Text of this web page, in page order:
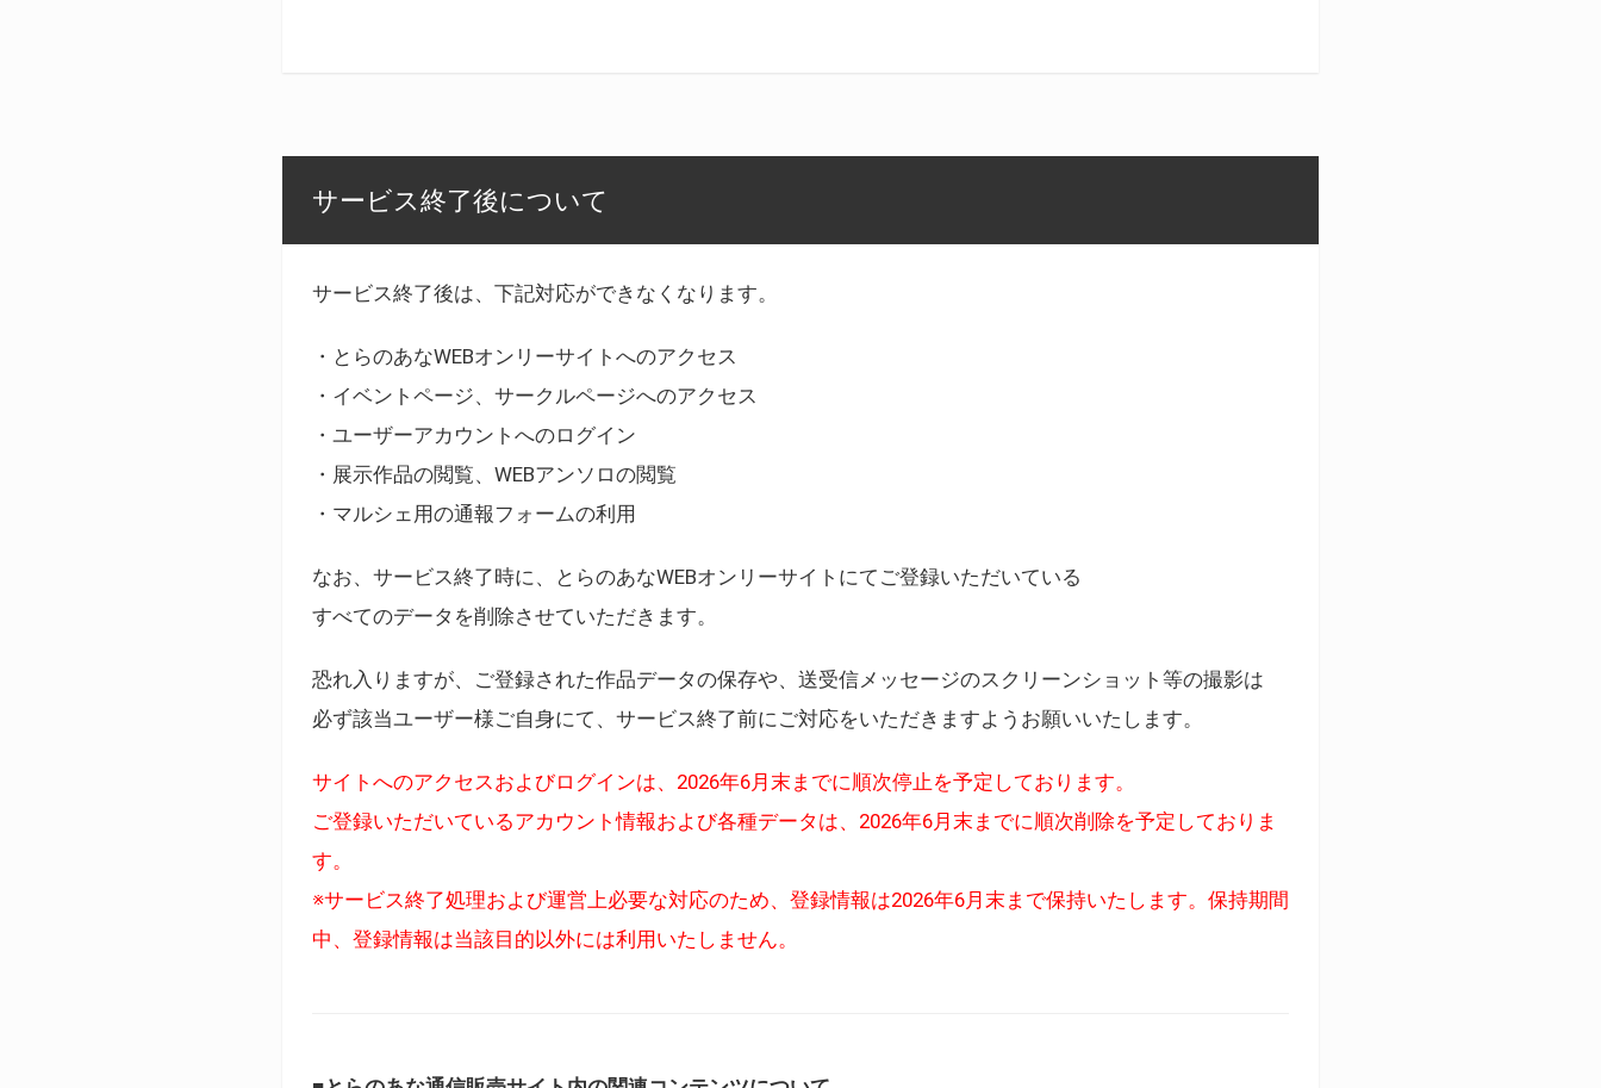
サービス終了後について
サービス終了後は、下記対応ができなくなります。
・とらのあなWEBオンリーサイトへのアクセス
・イベントページ、サークルページへのアクセス
・ユーザーアカウントへのログイン
・展示作品の閲覧、WEBアンソロの閲覧
・マルシェ用の通報フォームの利用
なお、サービス終了時に、とらのあなWEBオンリーサイトにてご登録いただいている
すべてのデータを削除させていただきます。
恐れ入りますが、ご登録された作品データの保存や、送受信メッセージのスクリーンショット等の撮影は
必ず該当ユーザー様ご自身にて、サービス終了前にご対応をいただきますようお願いいたします。
サイトへのアクセスおよびログインは、2026年6月末までに順次停止を予定しております。
ご登録いただいているアカウント情報および各種データは、2026年6月末までに順次削除を予定しておりま
す。
※サービス終了処理および運営上必要な対応のため、登録情報は2026年6月末まで保持いたします。保持期間
中、登録情報は当該目的以外には利用いたしません。